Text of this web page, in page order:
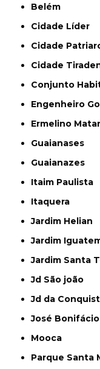
Belém
Cidade Líder
Cidade
Cidade
Conjunto
Engenheiro
Ermelino
Guaianases
Guaianazes
Itaim Paulista
Itaquera
Jardim Helian
Jardim
Jardim Santa
Jd São joão
Jd da
José Bonifácio
Mooca
Parque Santa